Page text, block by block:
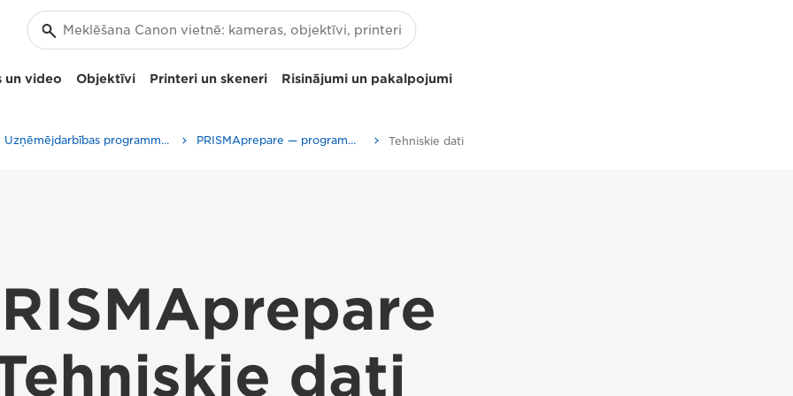
un video Objektīvi Printeri un skeneri Risinājumi un pakalpojumi
Uzņēmējdarbības programmatūra PRISMAprepare — programmatūra uzņēmumiem Tehniskie dati
dati